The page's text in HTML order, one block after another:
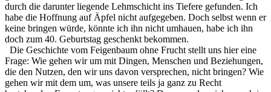
durch die darunter liegende Lehmschicht ins Tiefere gefunden. Ich
habe die Hoffnung auf Äpfel nicht aufgegeben. Doch selbst wenn er
keine bringen würde, könnte ich ihn nicht umhauen, habe ich ihn
doch zum 40. Geburtstag geschenkt bekommen.
Die Geschichte vom Feigenbaum ohne Frucht stellt uns hier eine
Frage: Wie gehen wir um mit Dingen, Menschen und Beziehungen,
die den Nutzen, den wir uns davon versprechen, nicht bringen? Wie
gehen wir mit dem um, was unsere teils ja ganz zu Recht